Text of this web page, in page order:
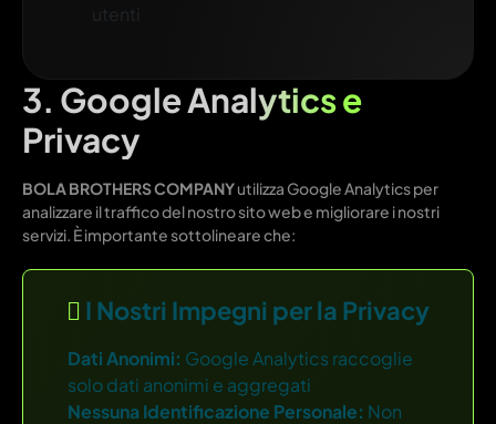
utenti
3. Google Analytics e
Privacy
BOLA BROTHERS COMPANYutilizza Google Analytics per
analizzare il traffico del nostro sito web e migliorare i nostri
servizi. È importante sottolineare che:
I Nostri Impegni per la Privacy
Dati Anonimi: Google Analytics raccoglie
solo dati anonimi e aggregati
Nessuna Identificazione Personale: Non